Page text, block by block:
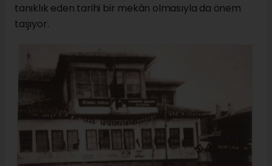
tanıklık eden tarihi bir mekân olmasıyla da önem
taşıyor.